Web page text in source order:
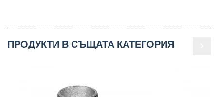
ПРОДУКТИ В СЪЩАТА КАТЕГОРИЯ